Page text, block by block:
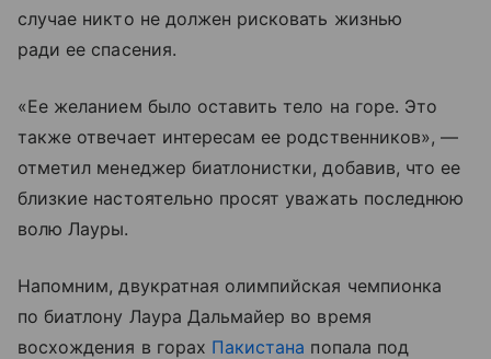
случае никто не должен рисковать жизнью
ради ее спасения.
«Ее желанием было оставить тело на горе. Это
также отвечает интересам ее родственников», —
отметил менеджер биатлонистки, добавив, что ее
близкие настоятельно просят уважать последнюю
волю Лауры.
Напомним, двукратная олимпийская чемпионка
по биатлону Лаура Дальмайер во время
восхождения в горах Пакистана попала под